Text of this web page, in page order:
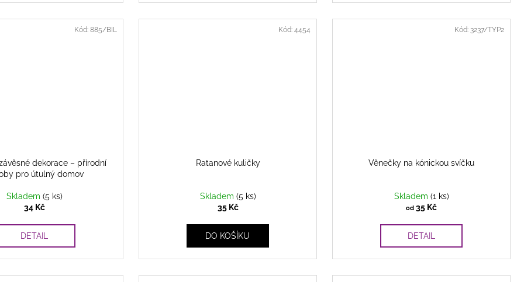
dekorace – přírodní
pro útulný domov
Skladem (5 ks)
34 Kč
DETAIL
Kód: 885/BIL
Ratanové kuličky
Skladem (5 ks)
35 Kč
DO KOŠÍKU
Kód: 4454
Věnečky na kónickou svíčku
Skladem (1 ks)
od 35 Kč
DETAIL
Kód: 3237/TYP2